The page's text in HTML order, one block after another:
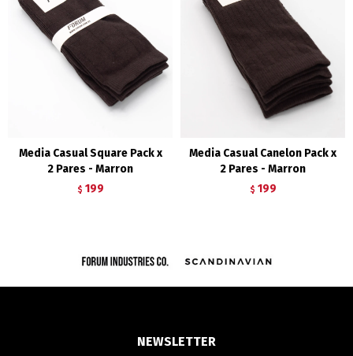
Media Casual Square Pack x
2 Pares - Marron
$ 199
Media Casual Canelon Pack x
2 Pares - Marron
$ 199
NEWSLETTER